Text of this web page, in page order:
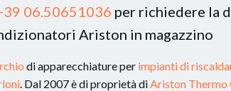
06.50651036 per richiedere la
Ariston in magazzino
di apparecchiature per impianti di
. Dal 2007 è di proprietà di Ariston Thermo